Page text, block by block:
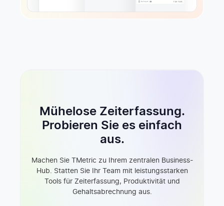
Mühelose Zeiterfassung.
Probieren Sie es einfach
aus.
Machen Sie TMetric zu Ihrem zentralen Business-
Hub. Statten Sie Ihr Team mit leistungsstarken
Tools für Zeiterfassung, Produktivität und
Gehaltsabrechnung aus.